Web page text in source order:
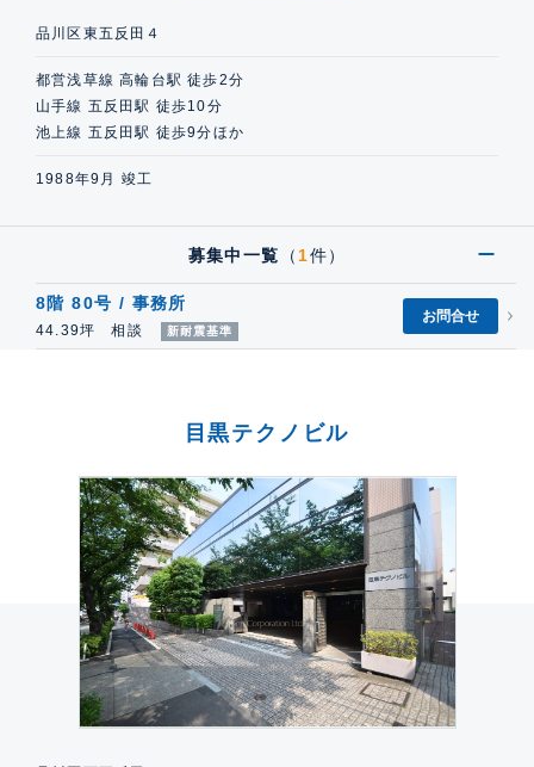
品川区東五反田４
都営浅草線 高輪台駅 徒歩2分
山手線 五反田駅 徒歩10分
池上線 五反田駅 徒歩9分ほか
1988年9月 竣工
募集中一覧 （ 1件）
8階 80号 / 事務所
44.39坪 相談 新耐震基準
お問合せ
目黒テクノビル